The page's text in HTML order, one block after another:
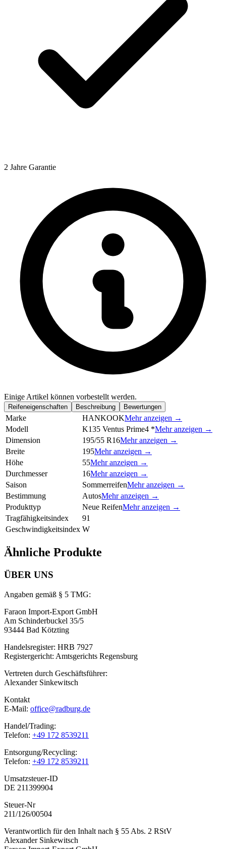
2 Jahre Garantie
Einige Artikel können vorbestellt werden.
Reifeneigenschaften Beschreibung Bewertungen
Marke HANKOOKMehr anzeigen →
Modell
K135 Ventus Prime4 *Mehr anzeigen →
Dimension
195/55 R16Mehr anzeigen →
Breite
195Mehr anzeigen →
Höhe
55Mehr anzeigen →
Durchmesser
16Mehr anzeigen →
Saison
SommerreifenMehr anzeigen →
Bestimmung
AutosMehr anzeigen →
Produkttyp
Neue ReifenMehr anzeigen →
Tragfähigkeitsindex
91
Geschwindigkeitsindex W
Ähnliche Produkte
ÜBER UNS
Angaben gemäß § 5 TMG:
Faraon Import-Export GmbH
Am Schinderbuckel 35/5
93444 Bad Kötzting
Handelsregister: HRB 7927
Registergericht: Amtsgerichts Regensburg
Vertreten durch Geschäftsführer:
Alexander Sinkewitsch
Kontakt
E-Mail: office@radburg.de
Handel/Trading:
Telefon: +49 172 8539211
Entsorgung/Recycling:
Telefon: +49 172 8539211
Umsatzsteuer-ID
DE 211399904
Steuer-Nr
211/126/00504
Verantwortlich für den Inhalt nach § 55 Abs. 2 RStV
Alexander Sinkewitsch